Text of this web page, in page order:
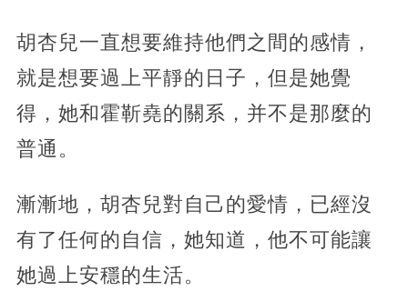
胡杏兒一直想要維持他們之間的感情，
就是想要過上平靜的日子，但是她覺
得，她和霍靳堯的關系，并不是那麼的
普通。
漸漸地，胡杏兒對自己的愛情，已經沒
有了任何的自信，她知道，他不可能讓
她過上安穩的生活。